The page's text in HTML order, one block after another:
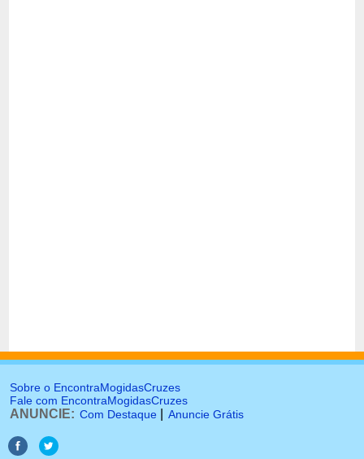
Sobre o EncontraMogidasCruzes
Fale com EncontraMogidasCruzes
ANUNCIE: Com Destaque Anuncie Grátis